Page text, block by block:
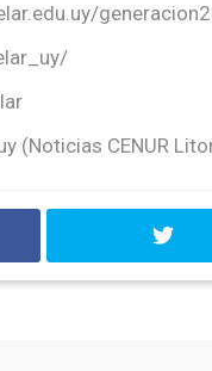
(Noticias CENUR